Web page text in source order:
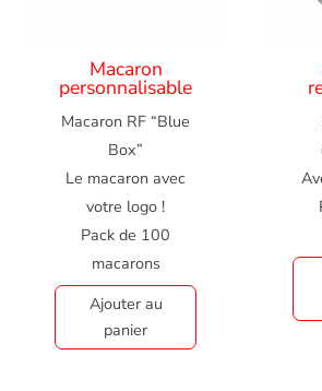
Macaron
personnalisable
Macaron RF “Blue
Box”
Le macaron avec
votre logo !
Pack de 100
macarons
Ajouter au
panier